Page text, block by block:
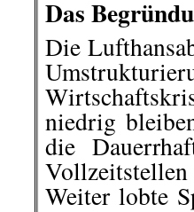
Das
Die
niedrig
die
Vollzeitstellen
Weiter lobte